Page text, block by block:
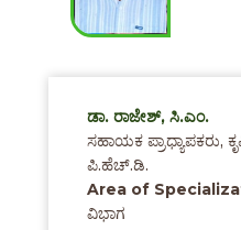
ಡಾ. ರಾಜೇಶ್, ಸಿ.ಎಂ.
ಸಹಾಯಕ ಪ್ರಾಧ್ಯಾಪಕರು,
ಪಿ.ಹೆಚ್.ಡಿ.
Area of
ವಿಭಾಗ